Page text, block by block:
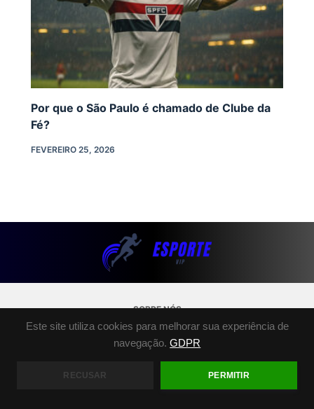
Este site utiliza cookies para melhorar sua experiência de
navegação. GDPR
RECUSAR PERMITIR
Por que o São Paulo é chamado de Clube da
Fé?
FEVEREIRO 25, 2026
SOBRE NÓS
POLÍTICA DE PRIVACIDADE
TERMOS E CONDIÇÕES
FALE CONOSCO